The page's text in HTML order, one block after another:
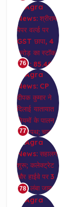
76
77
78